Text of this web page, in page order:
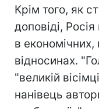
Крім того, як
доповіді,
в економічних,
відносинах.
"великій
нанівець